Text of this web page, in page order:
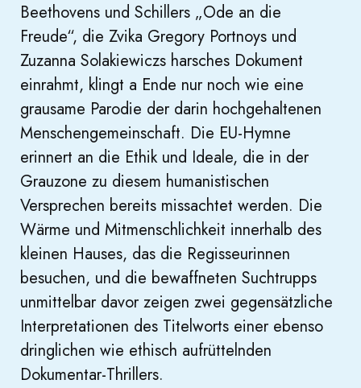
Beethovens und Schillers „Ode an die
Freude“, die Zvika Gregory Portnoys und
Zuzanna Solakiewiczs harsches Dokument
einrahmt, klingt a Ende nur noch wie eine
grausame Parodie der darin hochgehaltenen
Menschengemeinschaft. Die EU-Hymne
erinnert an die Ethik und Ideale, die in der
Grauzone zu diesem humanistischen
Versprechen bereits missachtet werden. Die
Wärme und Mitmenschlichkeit innerhalb des
kleinen Hauses, das die Regisseurinnen
besuchen, und die bewaffneten Suchtrupps
unmittelbar davor zeigen zwei gegensätzliche
Interpretationen des Titelworts einer ebenso
dringlichen wie ethisch aufrüttelnden
Dokumentar-Thrillers.